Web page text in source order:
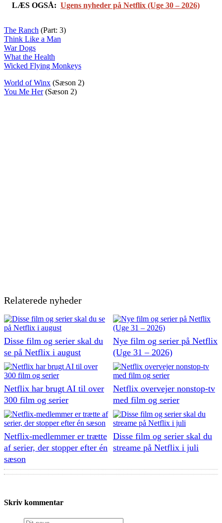
LÆS OGSÅ: Ugens nyheder på Netflix (Uge 30 – 2026)
The Ranch (Part: 3)
Think Like a Man
War Dogs
What the Health
Wicked Flying Monkeys
World of Winx (Sæson 2)
You Me Her(Sæson 2)
Relaterede nyheder
Disse film og serier skal du
se på Netflix i august
Nye film og serier på Netflix
(Uge 31 – 2026)
Netflix har brugt AI til over
300 film og serier
Netflix overvejer nonstop-tv
med film og serier
Netflix-medlemmer er trætte
af serier, der stopper efter én
sæson
Disse film og serier skal du
streame på Netflix i juli
Skriv kommentar